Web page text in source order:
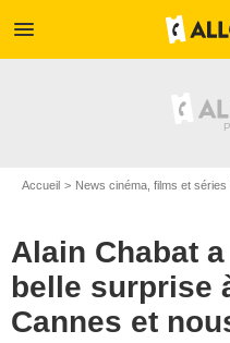
menu
Accueil News cinéma, films et séries
Alain Chabat
belle surprise
Cannes et